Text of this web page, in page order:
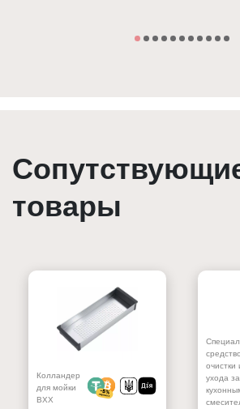
товары
Колландер
для мойки
BXX
очистки
ухода за